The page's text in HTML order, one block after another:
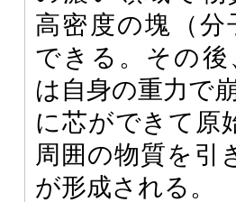
高密度の塊（分
できる。その後
は自身の重力で
に芯ができて原
周囲の物質を引
が形成される。